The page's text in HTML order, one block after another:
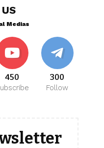
Medias
450 300
Follow